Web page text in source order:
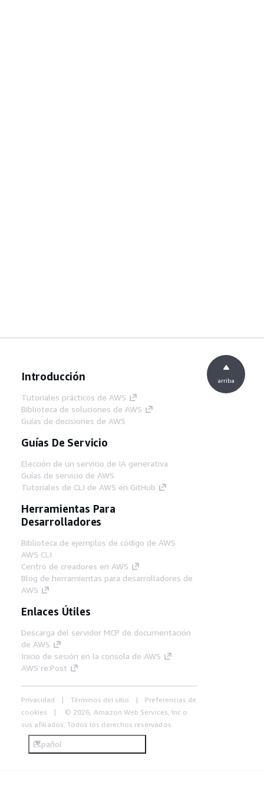
Introducción
Tutoriales prácticos de AWS
Biblioteca de soluciones de AWS
Guías de decisiones de AWS
Guías De Servicio
Elección de un servicio de IA generativa
Guías de servicio de AWS
Tutoriales de CLI de AWS en GitHub
Herramientas Para
Desarrolladores
Biblioteca de ejemplos de código de AWS
AWS CLI
Centro de creadores en AWS
Blog de herramientas para desarrolladores de
AWS
Enlaces Útiles
Descarga del servidor MCP de documentación
de AWS
Inicio de sesión en la consola de AWS
AWS re:Post
Privacidad Términos del sitio
Preferencias de
cookies
© 2026, Amazon Web Services, Inc o
sus afiliados. Todos los derechos reservados.
Español
arriba